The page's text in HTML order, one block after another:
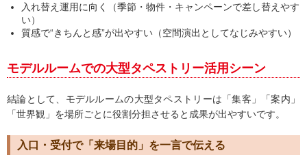
入れ替え運用に向く（季節・物件・キャンペーンで差し替えやす
い）
質感で“きちんと感”が出やすい（空間演出としてなじみやすい）
モデルルームでの大型タペストリー活用シーン
結論として、モデルルームの大型タペストリーは「集客」「案内」
「世界観」を場所ごとに役割分担させると成果が出やすいです。
入口・受付で「来場目的」を一言で伝える